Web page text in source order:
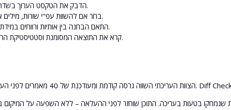
הדבק את הטקסט הערוך בשדה הימני.
בחר אם להשוות עפ"י שורות, מילים או תווים.
התאם הבחנה בין אותיות ורווחים במידת הצורך.
קרא את התוצאה המסומנת וסטטיסטיקת ההבדלים.